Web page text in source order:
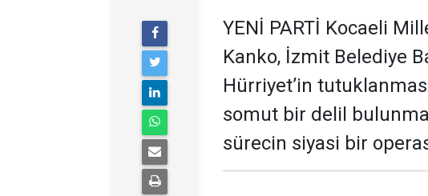
YENİ PARTİ Kocaeli
Kanko, İzmit Belediye
Hürriyet’in
somut bir delil
sürecin siyasi bir